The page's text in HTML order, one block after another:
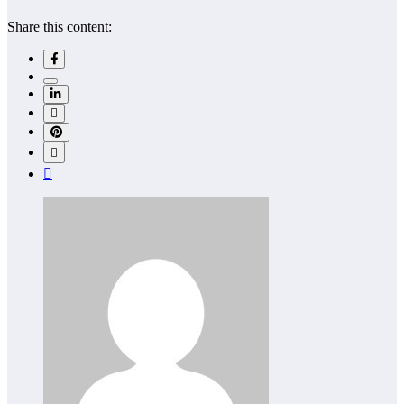
Share this content: